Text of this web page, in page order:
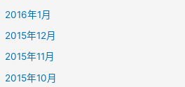
2016年1月
2015年12月
2015年11月
2015年10月